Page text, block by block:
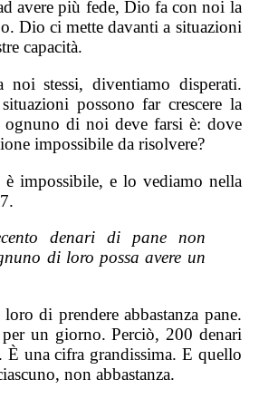
avere più fede, Dio fa con noi la
Dio ci mette davanti a situazioni
capacità.
stessi, diventiamo disperati.
possono far crescere la
di noi deve farsi è: dove
impossibile da risolvere?
è impossibile, e lo vediamo nella
denari di pane non
di loro possa avere un
di prendere abbastanza pane.
un giorno. Perciò, 200 denari
È una cifra grandissima. E quello
non abbastanza.